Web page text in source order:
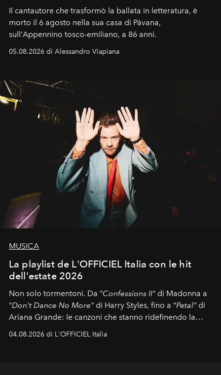
Il cantautore che trasformò la ballata in letteratura, è
morto il 6 agosto nella sua casa di Pàvana,
sull'Appennino tosco-emiliano, a 86 anni.
05.08.2026 di Alessandro Viapiana
MUSICA
La playlist de L'OFFICIEL Italia con le hit
dell'estate 2026
Non solo tormentoni. Da "Confessions II" di Madonna a
"Don't Dance No More" di Harry Styles, fino a "Petal" di
Ariana Grande: le canzoni che stanno ridefinendo la
colonna sonora della stagione.
04.08.2026 di L'OFFICIEL Italia